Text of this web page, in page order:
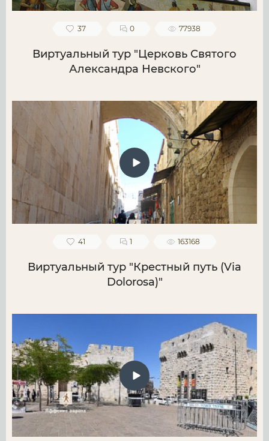
37 0 77938
Виртуальный тур "Церковь Святого
Александра Невского"
41 1 163168
Виртуальный тур "Крестный путь (Via
Dolorosa)"